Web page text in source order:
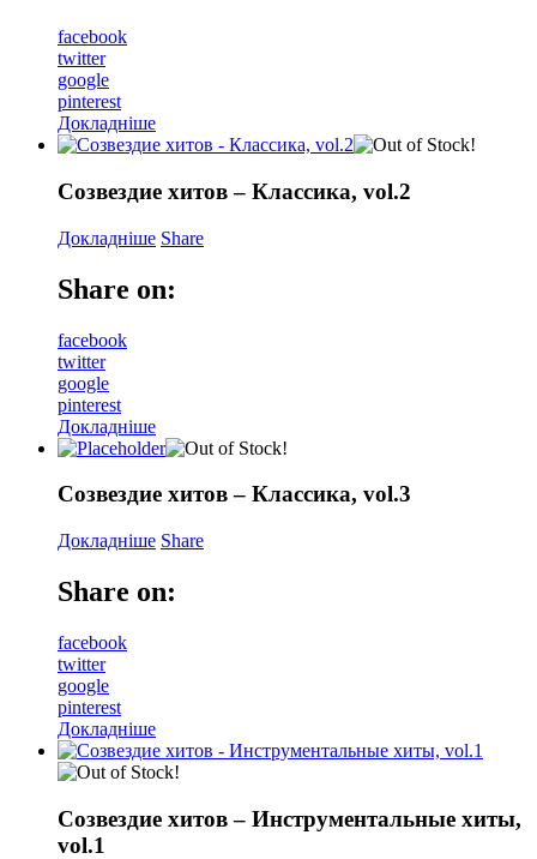
facebook
twitter
google
pinterest
Докладніше
Созвездие хитов – Классика, vol.2
Докладніше Share
Share on:
facebook
twitter
google
pinterest
Докладніше
Созвездие хитов – Классика, vol.3
Докладніше Share
Share on:
facebook
twitter
google
pinterest
Докладніше
Созвездие хитов – Инструментальные хиты,
vol.1